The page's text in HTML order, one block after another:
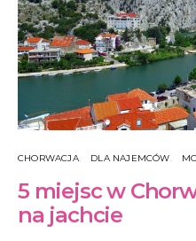
CHORWACJA DLA NAJEMCÓW
5 miejsc w
na jachcie